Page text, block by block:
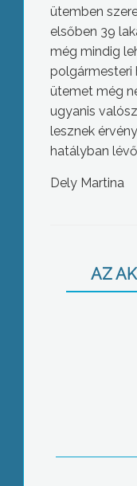
ütemben
elsőben 39
még mindig
polgármesteri
ütemet még
ugyanis
lesznek
hatályban
Dely Martina
AZ
annak a